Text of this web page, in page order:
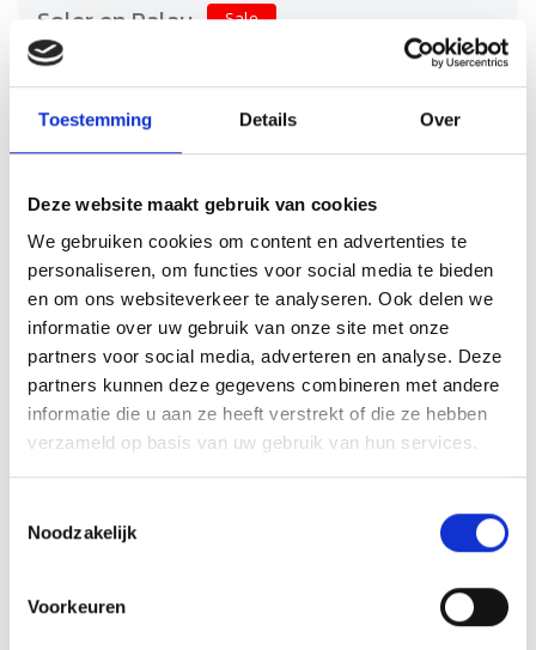
Toestemming Details Over
Deze website maakt gebruik van cookies
We gebruiken cookies om content en advertenties te
personaliseren, om functies voor social media te bieden
en om ons websiteverkeer te analyseren. Ook delen we
informatie over uw gebruik van onze site met onze
partners voor social media, adverteren en analyse. Deze
partners kunnen deze gegevens combineren met andere
informatie die u aan ze heeft verstrekt of die ze hebben
verzameld op basis van uw gebruik van hun services.
Noodzakelijk
Voorkeuren
Soler en Palau Sale
Soler en Palau afzuigmotor 2000
m3/h | CBM-10/8 550 4P C VR
Schrijf je eigen review
€332,74€665,48
Krachtige Soler & Palau afzuigmotor voor horeca ventilatie.
Stil, energiezuinig en betrouwbaar, ideaal voor
professioneel gebruik in keukens en afzuigsystemen.
Op voorraad Levertijd: 2 werkdagen
Aantal
Toevoegen aan winkelwagen
Toevoegen aan offerte